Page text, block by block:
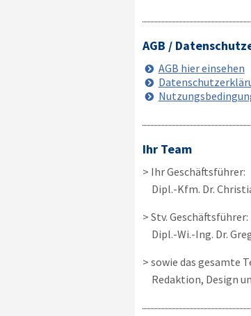
AGB /
AGB hier einsehen
Ihr Team
> Ihr Geschäftsführer:
Dipl.-Kfm. Dr.
> Stv. Geschäftsführer:
Dipl.-Wi.-Ing. Dr.
> sowie das gesamte
Redaktion, Design